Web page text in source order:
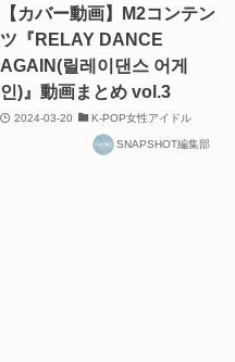
【カバー動画】M2コンテン
ツ『RELAY DANCE
AGAIN(릴레이댄스 어게
인)』動画まとめ vol.3
2024-03-20 K-POP女性アイドル
SNAPSHOT編集部